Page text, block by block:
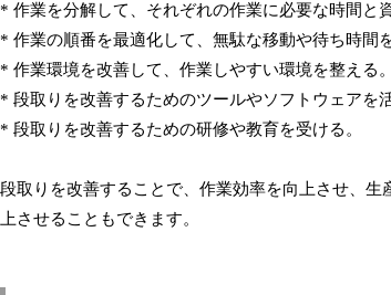
* 作業を分解して、それぞれの作業に必要な時間と
* 作業の順番を最適化して、無駄な移動や待ち時間
* 作業環境を改善して、作業しやすい環境を整える。
* 段取りを改善するためのツールやソフトウェアを
* 段取りを改善するための研修や教育を受ける。
段取りを改善することで、作業効率を向上させ、
上させることもできます。